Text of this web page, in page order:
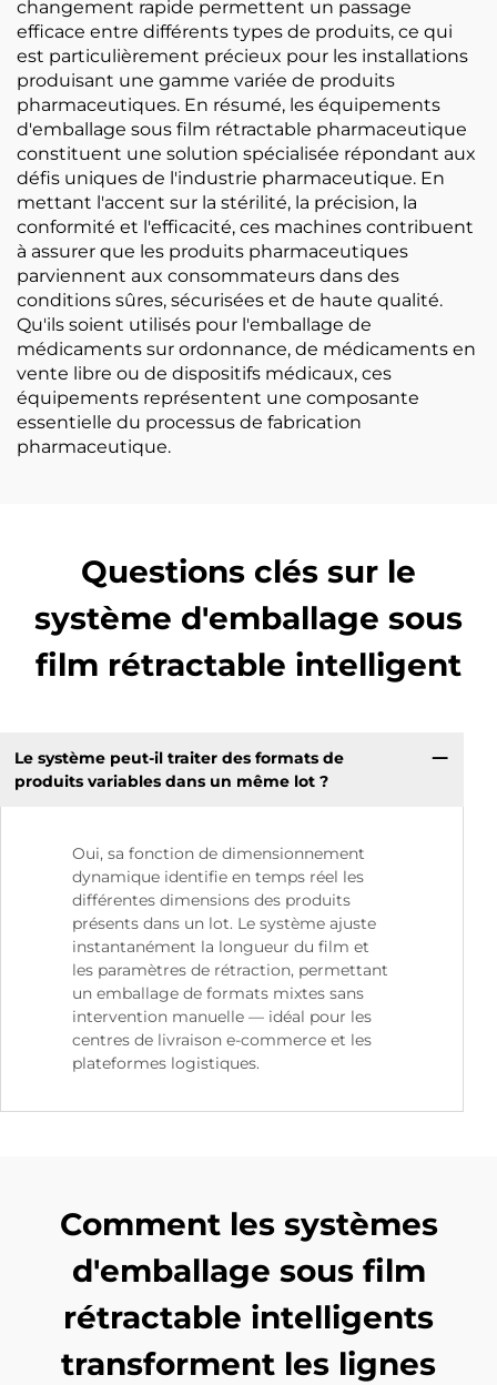
changement rapide permettent un passage
efficace entre différents types de produits, ce qui
est particulièrement précieux pour les installations
produisant une gamme variée de produits
pharmaceutiques. En résumé, les équipements
d'emballage sous film rétractable pharmaceutique
constituent une solution spécialisée répondant aux
défis uniques de l'industrie pharmaceutique. En
mettant l'accent sur la stérilité, la précision, la
conformité et l'efficacité, ces machines contribuent
à assurer que les produits pharmaceutiques
parviennent aux consommateurs dans des
conditions sûres, sécurisées et de haute qualité.
Qu'ils soient utilisés pour l'emballage de
médicaments sur ordonnance, de médicaments en
vente libre ou de dispositifs médicaux, ces
équipements représentent une composante
essentielle du processus de fabrication
pharmaceutique.
Questions clés sur le
système d'emballage sous
film rétractable intelligent
Le système peut-il traiter des formats de
produits variables dans un même lot ?
Oui, sa fonction de dimensionnement
dynamique identifie en temps réel les
différentes dimensions des produits
présents dans un lot. Le système ajuste
instantanément la longueur du film et
les paramètres de rétraction, permettant
un emballage de formats mixtes sans
intervention manuelle — idéal pour les
centres de livraison e-commerce et les
plateformes logistiques.
Comment les systèmes
d'emballage sous film
rétractable intelligents
transforment les lignes